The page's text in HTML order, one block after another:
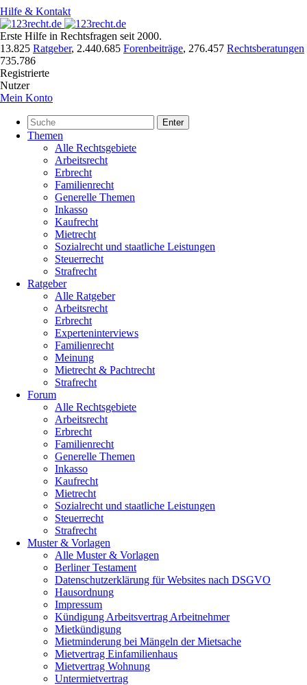
Hilfe & Kontakt
Erste Hilfe in Rechtsfragen seit 2000.
13.825 Ratgeber, 2.440.685 Forenbeiträge, 276.457 Rechtsberatungen
735.786
Registrierte
Nutzer
Mein Konto
Enter
Themen
Alle Rechtsgebiete
Arbeitsrecht
Erbrecht
Familienrecht
Generelle Themen
Inkasso
Kaufrecht
Mietrecht
Sozialrecht und staatliche Leistungen
Steuerrecht
Strafrecht
Ratgeber
Alle Ratgeber
Arbeitsrecht
Erbrecht
Experteninterviews
Familienrecht
Meinung
Mietrecht & Pachtrecht
Strafrecht
Forum
Alle Rechtsgebiete
Arbeitsrecht
Erbrecht
Familienrecht
Generelle Themen
Inkasso
Kaufrecht
Mietrecht
Sozialrecht und staatliche Leistungen
Steuerrecht
Strafrecht
Muster & Vorlagen
Alle Muster & Vorlagen
Berliner Testament
Datenschutzerklärung für Websites nach DSGVO
Hausordnung
Impressum
Kündigung Arbeitsvertrag Arbeitnehmer
Mietkündigung
Mietminderung bei Mängeln der Mietsache
Mietvertrag Einfamilienhaus
Mietvertrag Wohnung
Untermietvertrag